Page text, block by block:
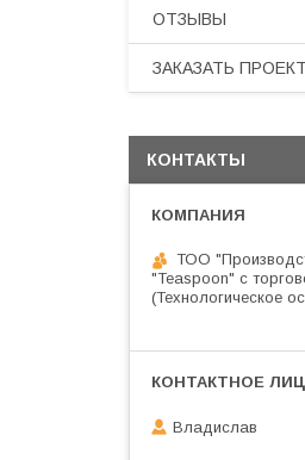
ОТЗЫВЫ
ЗАКАЗАТЬ ПРОЕКТ
КОНТАКТЫ
ТОО
"Teaspoon" с
(Технологическое
Владислав